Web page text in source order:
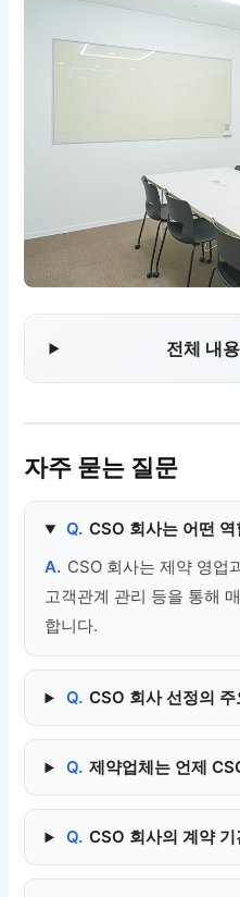
전체 내
자주 묻는 질문
Q. CSO 회사는 어떤
A. CSO 회사는 제약 영업
고객관계 관리 등을 통해
합니다.
Q. CSO 회사 선정의
Q. 제약업체는 언제
Q. CSO 회사의 계약